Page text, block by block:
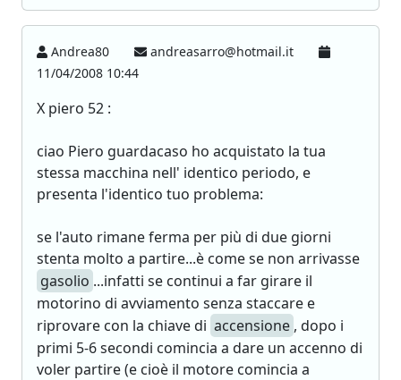
Andrea80
andreasarro@hotmail.it
11/04/2008 10:44
X piero 52 :
ciao Piero guardacaso ho acquistato la tua
stessa macchina nell' identico periodo, e
presenta l'identico tuo problema:
se l'auto rimane ferma per più di due giorni
stenta molto a partire...è come se non arrivasse
gasolio ...infatti se continui a far girare il
motorino di avviamento senza staccare e
riprovare con la chiave di accensione , dopo i
primi 5-6 secondi comincia a dare un accenno di
voler partire (e cioè il motore comincia a